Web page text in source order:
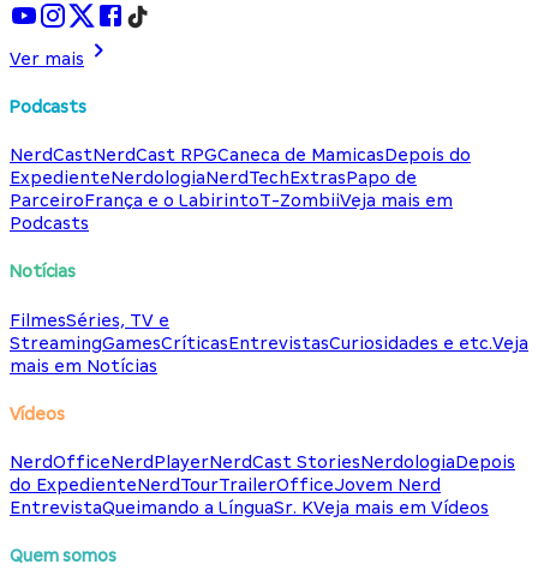
Ver mais
Podcasts
NerdCastNerdCast RPGCaneca de MamicasDepois do
ExpedienteNerdologiaNerdTechExtrasPapo de
ParceiroFrança e o LabirintoT-ZombiiVeja mais em
Podcasts
Notícias
FilmesSéries, TV e
StreamingGamesCríticasEntrevistasCuriosidades e etc.Veja
mais em Notícias
Vídeos
NerdOfficeNerdPlayerNerdCast StoriesNerdologiaDepois
do ExpedienteNerdTourTrailerOfficeJovem Nerd
EntrevistaQueimando a LínguaSr. KVeja mais em Vídeos
Quem somos